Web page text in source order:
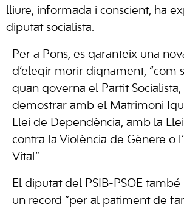
lliure, informada i conscient, ha
diputat socialista.
Per a Pons, es garanteix una
d’elegir morir dignament, “com
quan governa el Partit
demostrar amb el Matrimoni
Llei de Dependència, amb la
contra la Violència de Gènere o
Vital”.
El diputat del PSIB-PSOE
un record “per al patiment de